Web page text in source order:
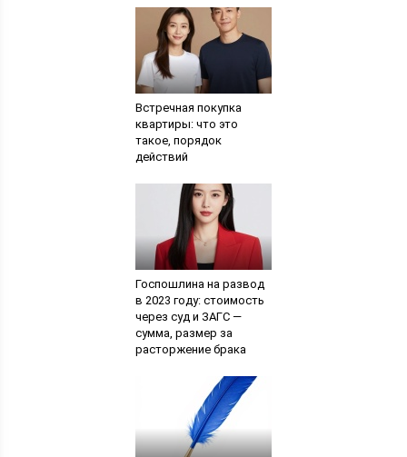
Встречная покупка
квартиры: что это
такое, порядок
действий
Госпошлина на развод
в 2023 году: стоимость
через суд и ЗАГС —
сумма, размер за
расторжение брака